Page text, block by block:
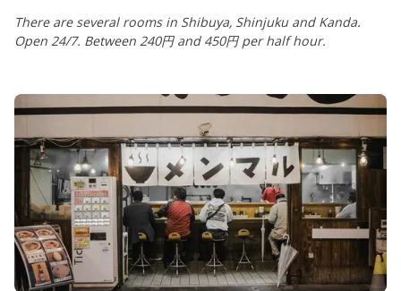
There are several rooms in Shibuya, Shinjuku and Kanda.
Open 24/7. Between 240円 and 450円 per half hour.